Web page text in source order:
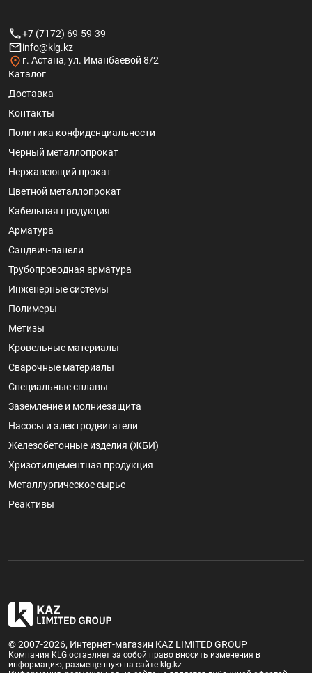
+7 (7172) 69-59-39
info@klg.kz
г. Астана, ул. Иманбаевой 8/2
Каталог
Доставка
Контакты
Политика конфиденциальности
Черный металлопрокат
Нержавеющий прокат
Цветной металлопрокат
Кабельная продукция
Арматура
Сэндвич-панели
Трубопроводная арматура
Инженерные системы
Полимеры
Метизы
Кровельные материалы
Сварочные материалы
Специальные сплавы
Заземление и молниезащита
Насосы и электродвигатели
Железобетонные изделия (ЖБИ)
Хризотилцементная продукция
Металлургическое сырье
Реактивы
© 2007-2026, Интернет-магазин KAZ LIMITED GROUP
Компания KLG оставляет за собой право вносить изменения в
информацию, размещенную на сайте klg.kz